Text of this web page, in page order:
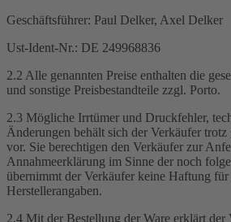
Geschäftsführer: Paul Delker, Axel Delker
Ust-Ident-Nr.: DE 249968836
2.2 Alle genannten Preise enthalten die
und sonstige Preisbestandteile zzgl. Porto.
2.3 Mögliche Irrtümer und Druckfehler,
Änderungen behält sich der Verkäufer
vor. Sie berechtigen den Verkäufer zur
Annahmeerklärung im Sinne der noch
übernimmt der Verkäufer keine Haftung
Herstellerangaben.
2.4 Mit der Bestellung der Ware erklärt der